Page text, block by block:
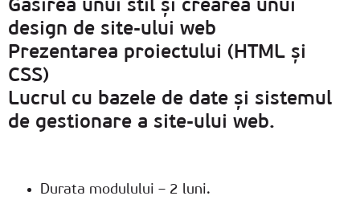
Găsirea unui stil și crearea unui
design de site-ului web
Prezentarea proiectului (HTML și
CSS)
Lucrul cu bazele de date și sistemul
de gestionare a site-ului web.
Durata modulului – 2 luni.